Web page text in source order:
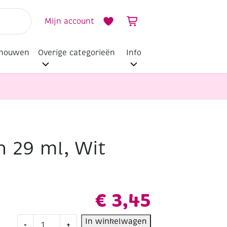
Mijn account
Overige categorieën Info
29 ml, Wit
€ 3,45
- + In winkelwagen